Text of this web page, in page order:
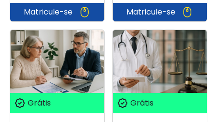
Matricule-se Matricule-se
Grátis Grátis